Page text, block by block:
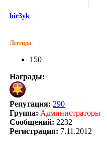
bir3yk
Легенда
150
Награды:
Репутация: 290
Группа: Администраторы
Сообщений: 2232
Регистрация: 7.11.2012